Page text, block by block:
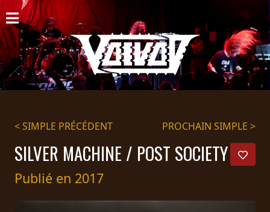
ACCUEIL
NOUVELLES
CONCERTS
DISCOGRAPHIE
GALERIE
BIO
PANIER
< SIMPLE PRÉCÉDENT PROCHAIN SIMPLE >
SILVER MACHINE / POST SOCIETY
Publié en 2017